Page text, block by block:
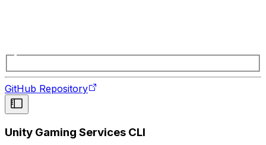
GitHub Repository
Unity Gaming Services CLI